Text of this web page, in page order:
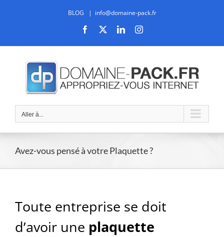
BLOG | info@domaine-pack.fr
Facebook LinkedInInstagram
Aller à...
Avez-vous pensé à votre Plaquette ?
Toute entreprise se doit
d’avoir une plaquette